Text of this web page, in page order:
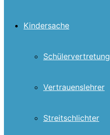
Kindersache
Schülervertretung
Vertrauenslehrer
Streitschlichter